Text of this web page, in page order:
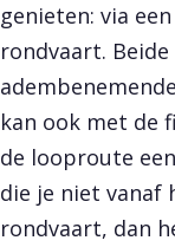
genieten: via
rondvaart.
kan ook met de
de looproute
die je niet vanaf
rondvaart, dan